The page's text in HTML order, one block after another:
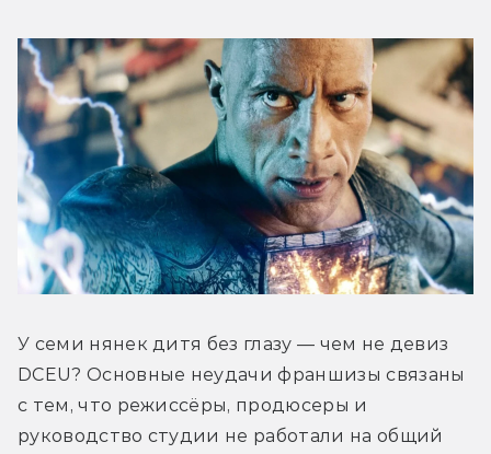
У семи нянек дитя без глазу — чем не девиз
DCEU? Основные неудачи франшизы связаны
с тем, что режиссёры, продюсеры и
руководство студии не работали на общий